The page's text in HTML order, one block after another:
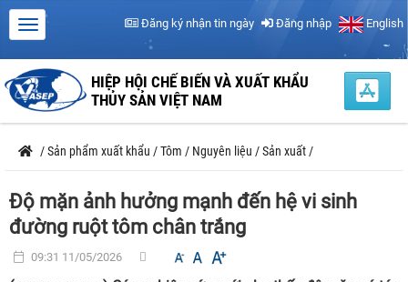
Đăng ký nhận tin ngày Đăng nhập English
HIỆP HỘI CHẾ BIẾN VÀ XUẤT KHẨU
THỦY SẢN VIỆT NAM
/Sản phẩm xuất khẩu /Tôm / Nguyên liệu /Sản xuất /
Độ mặn ảnh hưởng mạnh đến hệ vi sinh
đường ruột tôm chân trắng
09:31 11/05/2026